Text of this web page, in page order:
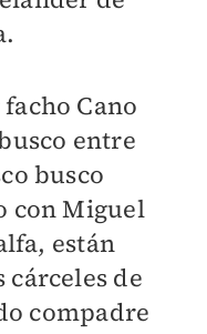
Cano
entre
busco
con Miguel
están
cárceles de
compadre